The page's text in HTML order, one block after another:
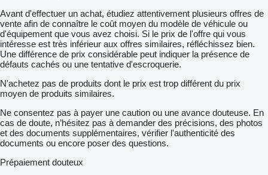
Avant d'effectuer un achat, étudiez attentivement plusieurs offres de
vente afin de connaître le coût moyen du modèle de véhicule ou
d'équipement que vous avez choisi. Si le prix de l'offre qui vous
intéresse est très inférieur aux offres similaires, réfléchissez bien.
Une différence de prix considérable peut indiquer la présence de
défauts cachés ou une tentative d'escroquerie.
N'achetez pas de produits dont le prix est trop différent du prix
moyen de produits similaires.
Ne consentez pas à payer une caution ou une avance douteuse. En
cas de doute, n’hésitez pas à demander des précisions, des photos
et des documents supplémentaires, vérifier l'authenticité des
documents ou encore poser des questions.
Prépaiement douteux